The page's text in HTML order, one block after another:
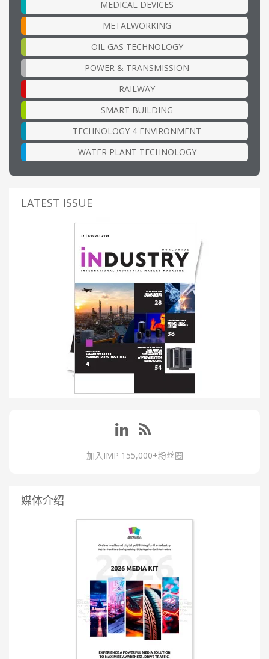
MEDICAL DEVICES
METALWORKING
OIL GAS TECHNOLOGY
POWER & TRANSMISSION
RAILWAY
SMART BUILDING
TECHNOLOGY 4 ENVIRONMENT
WATER PLANT TECHNOLOGY
LATEST ISSUE
加入IMP 155,000+粉丝圈
媒体介绍